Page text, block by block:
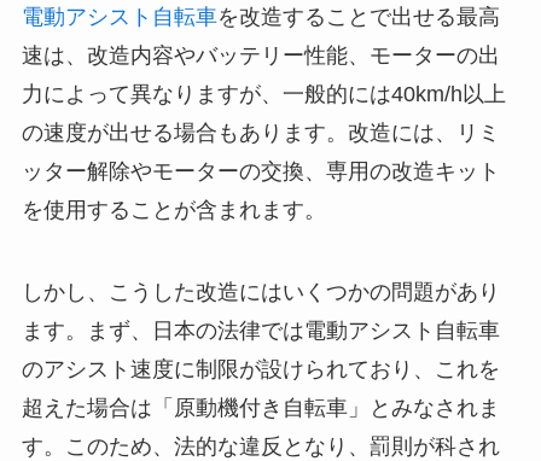
電動アシスト自転車を改造することで出せる最高
速は、改造内容やバッテリー性能、モーターの出
力によって異なりますが、一般的には40km/h以上
の速度が出せる場合もあります。改造には、リミ
ッター解除やモーターの交換、専用の改造キット
を使用することが含まれます。
しかし、こうした改造にはいくつかの問題があり
ます。まず、日本の法律では電動アシスト自転車
のアシスト速度に制限が設けられており、これを
超えた場合は「原動機付き自転車」とみなされま
す。このため、法的な違反となり、罰則が科され